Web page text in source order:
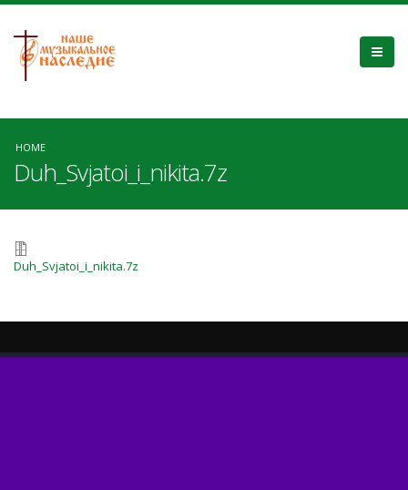
HOME
Duh_Svjatoi_i_nikita.7z
Duh_Svjatoi_i_nikita.7z